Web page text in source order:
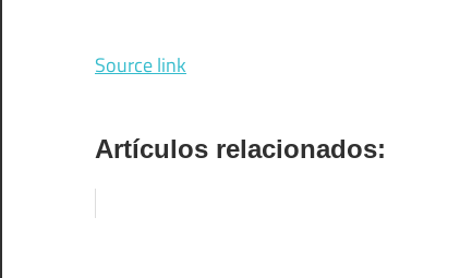
Source link
Artículos relacionados: